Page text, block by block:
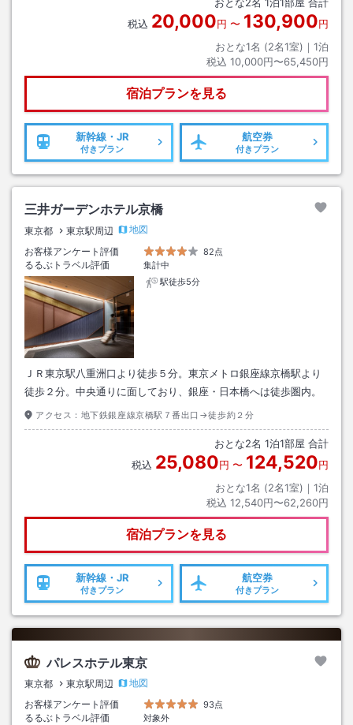
税込 20,000円 〜 130,900円
おとな1名 (2名1室)｜ 1泊
税込 10,000円〜65,450円
宿泊プランを見る
新幹線・JR
付きプラン
航空券
付きプラン
三井ガーデンホテル京橋
東京都 東京駅周辺
地図
お客様アンケート評価
82点
るるぶトラベル評価
集計中
駅徒歩5分
ＪＲ東京駅八重洲口より徒歩５分。東京メトロ銀座線京橋駅より
徒歩２分。中央通りに面しており、銀座・日本橋へは徒歩圏内。
アクセス： 地下鉄銀座線京橋駅７番出口→徒歩約２分
おとな2名 1泊1部屋 合計
税込 25,080円 〜 124,520円
おとな1名 (2名1室)｜ 1泊
税込 12,540円〜62,260円
宿泊プランを見る
新幹線・JR
付きプラン
航空券
付きプラン
パレスホテル東京
東京都 東京駅周辺
地図
お客様アンケート評価
93点
るるぶトラベル評価
対象外